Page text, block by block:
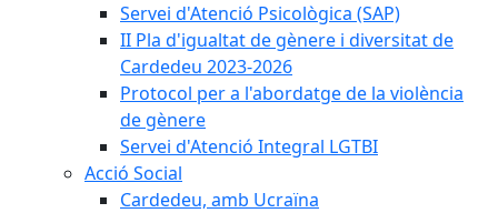
Servei d'Atenció Psicològica (SAP)
II Pla d'igualtat de gènere i diversitat de
Cardedeu 2023-2026
Protocol per a l'abordatge de la violència
de gènere
Servei d'Atenció Integral LGTBI
Acció Social
Cardedeu, amb Ucraïna